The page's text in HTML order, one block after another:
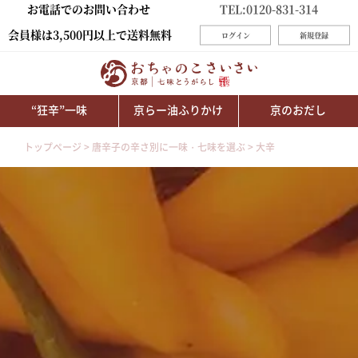
お電話でのお問い合わせ
TEL:0120-831-314
会員様は3,500円以上で送料無料
ログイン 新規登録
“狂辛”一味 京らー油ふりかけ 京のおだし
トップページ 唐辛子の辛さ別に一味・七味を選ぶ 大辛